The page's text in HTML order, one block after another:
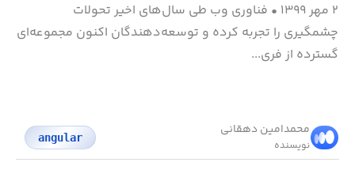
۲ مهر ۱۳۹۹ • فناوری وب طی سال‌های اخیر تحولات
چشمگیری را تجربه کرده و توسعه‌دهندگان اکنون مجموعه‌ای
گسترده از فری...
محمد‌امین دهقانی
نویسنده
angular